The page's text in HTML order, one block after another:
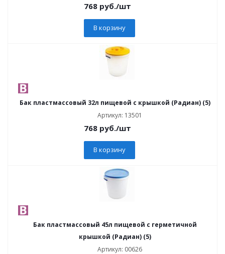
768 руб./шт
В корзину
Бак пластмассовый 32л пищевой с крышкой (Радиан) (5)
Артикул: 13501
768 руб./шт
В корзину
Бак пластмассовый 45л пищевой с герметичной
крышкой (Радиан) (5)
Артикул: 00626